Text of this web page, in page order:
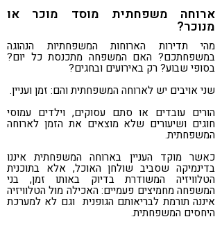
ארוחה משפחתית מוסד מוכר או
מנוכר?
מהי תדירות הארוחות המשפחתיות הנהוגה
במשפחתכם? האם המשפחה מתכנסת כל יום?
בסופי שבוע? רק באירועים ובחגים?
שני אויבים יש לארוחה המשפחתית והם: זמן ועניין.
הורים עובדים או סתם עסוקים, וילדים עמוסי
חוגים ושיעורים שלא מוצאים את הזמן לארוחה
המשפחתית.
כאשר מוקד העניין בארוחה המשפחתית איננו
בדינמיקה שסביב שולחן האוכל, אלא בתוכנית
הטלוויזיה המשודרת בדיוק באותו זמן, בני
המשפחה מחמיצים פעמיים: האכילה מול הטלוויזיה
איננה תורמת לבריאותם הגופנית וגם לא למערכת
היחסים המשפחתית.